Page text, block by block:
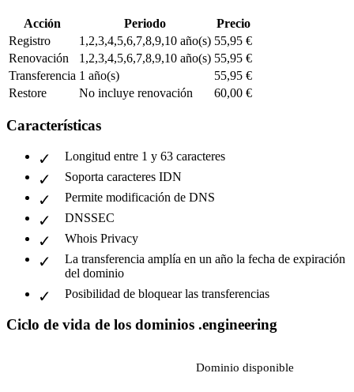
Acción Periodo
Precio
Registro
1,2,3,4,5,6,7,8,9,10 año(s) 55,95 €
Renovación
1,2,3,4,5,6,7,8,9,10 año(s) 55,95 €
Transferencia 1 año(s)
55,95 €
Restore
No incluye renovación 60,00 €
Características
Longitud entre 1 y 63 caracteres
Soporta caracteres IDN
Permite modificación de DNS
DNSSEC
Whois Privacy
La transferencia amplía en un año la fecha de expiración
del dominio
Posibilidad de bloquear las transferencias
Ciclo de vida de los dominios .engineering
Dominio disponible